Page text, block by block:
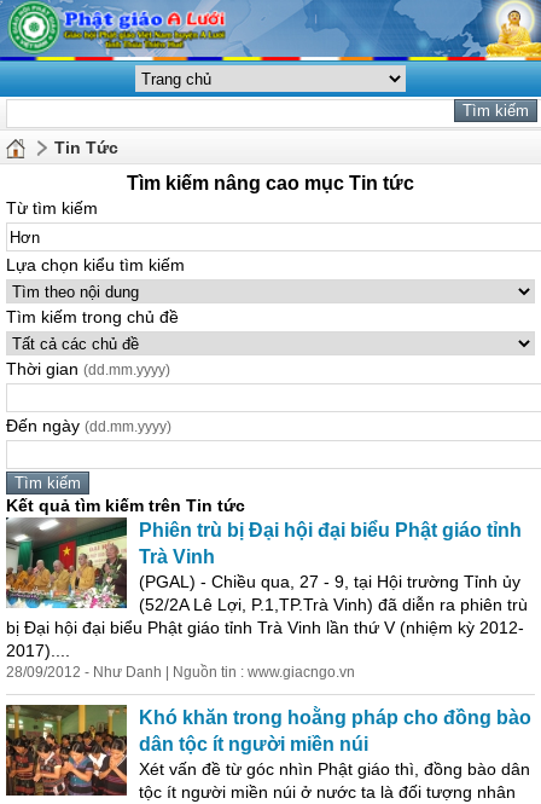
Tin Tức
Tìm kiếm nâng cao mục Tin tức
Từ tìm kiếm
Lựa chọn kiểu tìm kiếm
Tìm kiếm trong chủ đề
Thời gian (dd.mm.yyyy)
Đến ngày (dd.mm.yyyy)
Kết quả tìm kiếm trên Tin tức
Phiên trù bị Đại hội đại biểu Phật giáo tỉnh
Trà Vinh
(PGAL) - Chiều qua, 27 - 9, tại Hội trường Tỉnh ủy
(52/2A Lê Lợi, P.1,TP.Trà Vinh) đã diễn ra phiên trù
bị Đại hội đại biểu Phật giáo tỉnh Trà Vinh lần thứ V (nhiệm kỳ 2012-
2017)....
28/09/2012 - Như Danh | Nguồn tin : www.giacngo.vn
Khó khăn trong hoằng pháp cho đồng bào
dân tộc ít người miền núi
Xét vấn đề từ góc nhìn Phật giáo thì, đồng bào dân
tộc ít người miền núi ở nước ta là đối tượng nhân